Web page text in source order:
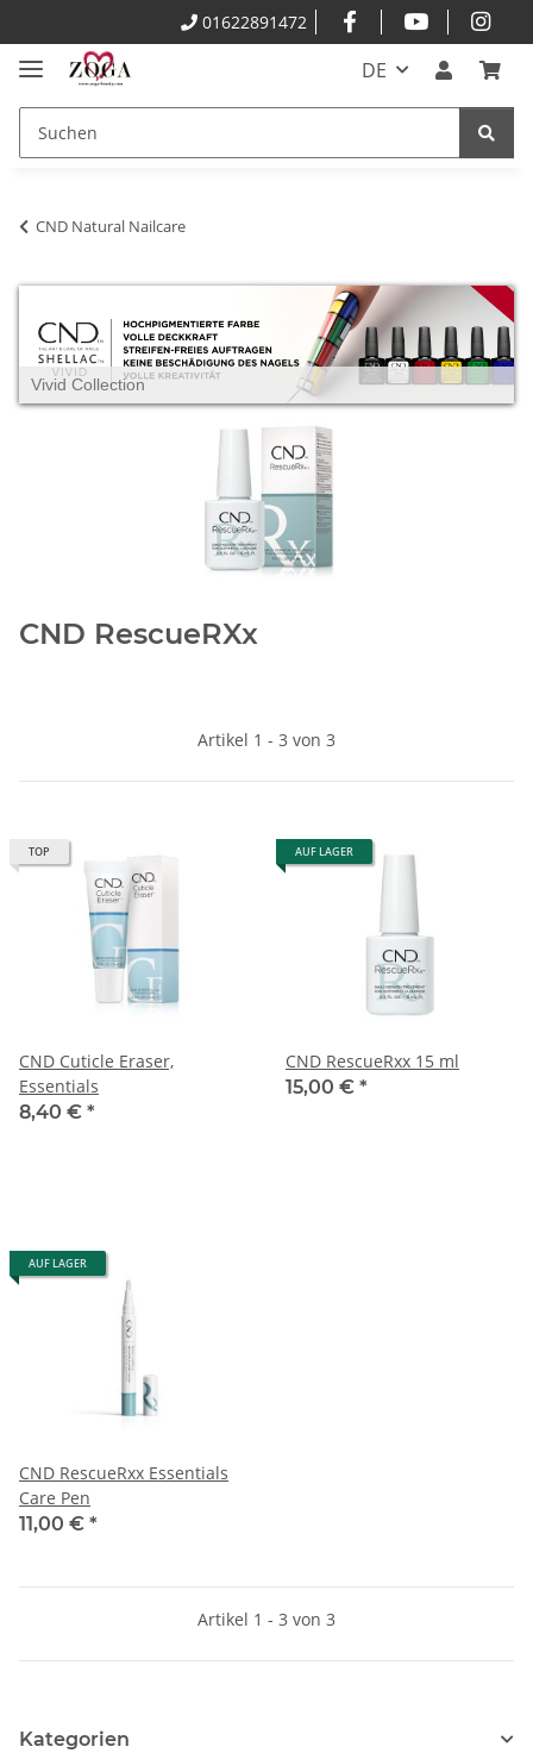
01622891472
DE
CND Natural Nailcare
Vivid Collection
CND RescueRXx
Artikel 1 - 3 von 3
TOP
CND Cuticle Eraser,
Essentials
8,40 € *
AUF LAGER
CND RescueRxx 15 ml
15,00 € *
AUF LAGER
CND RescueRxx Essentials
Care Pen
11,00 € *
Artikel 1 - 3 von 3
Kategorien